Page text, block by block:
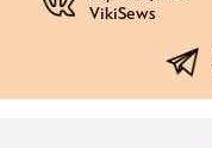
VikiSews